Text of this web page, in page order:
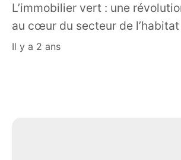
L’immobilier vert : une
au cœur du secteur de l’habitat
il y a 2 ans